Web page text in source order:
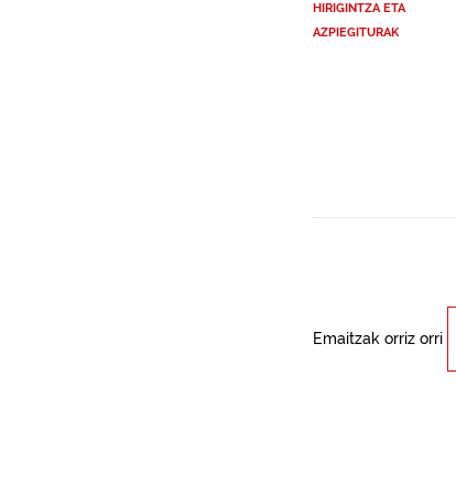
HIRIGINTZA ETA
AZPIEGITURAK
Emaitzak orriz orri